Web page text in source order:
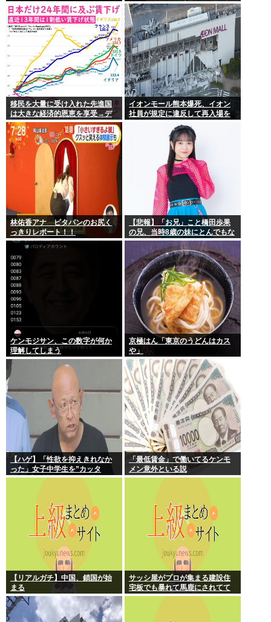
の思いをつづる 広島に原爆が投
下されてから81年
移民を大量に受け入れた先進国
は大きな経済的恩恵を享受→デ
ータでもはっきり日本一人負け
示される
イオンモール熊本爆死、イオン
社員が規定に違反して再入場を
林佑香アナ ピタパンのお尻く
っきりレポート！！
【悲報】「お兄」こと橋田歩果
の兄、当時8歳の妹にとんでもな
いことを頼む
ケンモジサン、この数字が何か
理解してしまう
京極はん「東京のうどんはカス
や」
【ハゲ】「性欲を抑えきれなか
った」女子中学生を”カッタ
ー”で脅し性的暴行か 56歳の男
「最低賃金」で働いてるケンモ
メン意外といる説
【リアルガチ】中国、鎖国が始
まる
サッシ屋がプロが集まる建設住
宅板でも暴れて馬鹿にされてて
ワロタw